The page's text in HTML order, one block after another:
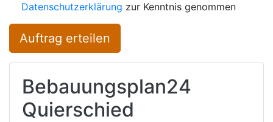
Datenschutzerklärung zur Kenntnis genommen
Auftrag erteilen
Bebauungsplan24
Quierschied